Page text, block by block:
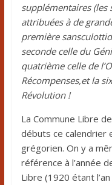
supplémentaires (les
attribuées à de
première
seconde celle du
quatrième celle de
Récompenses,et la
Révolution !
La Commune Libre
débuts ce calendrier
grégorien. On y a
référence à l’année
Libre (1920 étant